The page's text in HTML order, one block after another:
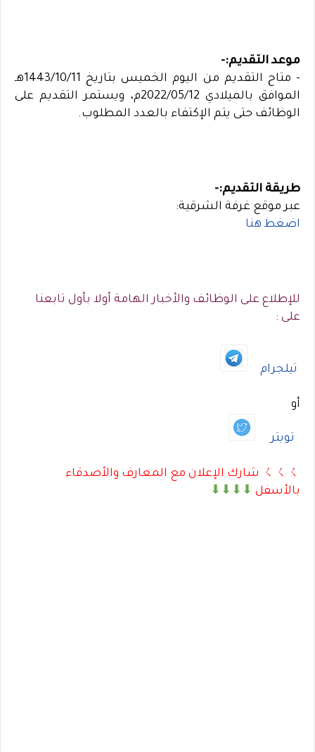
موعد التقديم:-
- متاح التقديم من اليوم الخميس بتاريخ 1443/10/11هـ
الموافق بالميلادي 2022/05/12م، ويستمر التقديم على
الوظائف حتى يتم الإكتفاء بالعدد المطلوب.
طريقة التقديم:-
عبر موقع غرفة الشرقية:
اضغط هنا
للإطلاع على الوظائف والأخبار الهامة أولا بأول تابعنا
على :
تيلجرام
أو
تويتر
ㄑㄑㄑ شارك الإعلان مع المعارف والأصدقاء
بالأسفل ⬇⬇⬇⬇